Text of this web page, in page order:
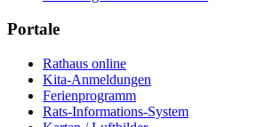
Portale
Rathaus online
Kita-Anmeldungen
Ferienprogramm
Rats-Informations-System